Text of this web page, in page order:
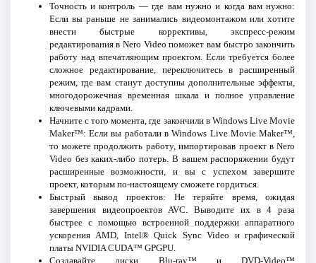
Точность и контроль — где вам нужно и когда вам нужно:
Если вы раньше не занимались видеомонтажом или хотите
внести быстрые коррективы, экспресс-режим
редактирования в Nero Video поможет вам быстро закончить
работу над впечатляющим проектом. Если требуется более
сложное редактирование, переключитесь в расширенный
режим, где вам станут доступны дополнительные эффекты,
многодорожечная временная шкала и полное управление
ключевыми кадрами.
Начните с того момента, где закончили в Windows Live Movie
Maker™: Если вы работали в Windows Live Movie Maker™,
то можете продолжить работу, импортировав проект в Nero
Video без каких-либо потерь. В вашем распоряжении будут
расширенные возможности, и вы с успехом завершите
проект, которым по-настоящему сможете гордиться.
Быстрый вывод проектов: Не теряйте время, ожидая
завершения видеопроектов AVC. Выводите их в 4 раза
быстрее с помощью встроенной поддержки аппаратного
ускорения AMD, Intel® Quick Sync Video и графической
платы NVIDIA CUDA™ GPGPU.
Создавайте диски Blu-ray™ и DVD-Video™